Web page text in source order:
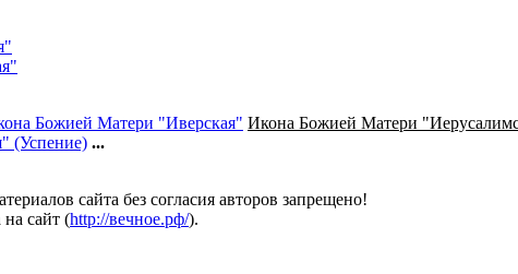
Божией Матери "Иверская" Икона Божией Матери
(Успение) ...
сайта без согласия авторов запрещено!
сайт (http://вечное.рф/).